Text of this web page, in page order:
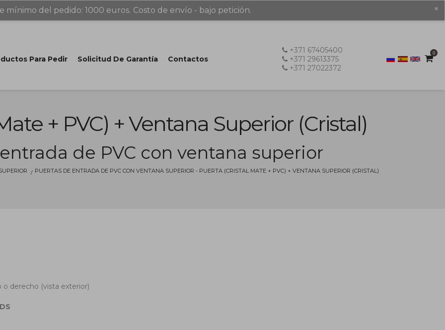
mínimo del pedido: 1000 euros. Costo de envío - bajo petición. ×
Para Pedir Solicitud De Garantía Contactos
+371 67405400
+371 29613375
+371 27022372
0
+ PVC) + Ventana Superior (cristal)
de PVC con ventana superior
PUERTAS DE ENTRADA DE PVC CON VENTANA SUPERIOR - PUERTA (CRISTAL MATE + PVC) + VENTANA SUPERIOR (CRISTAL)
o derecho (vista exterior)